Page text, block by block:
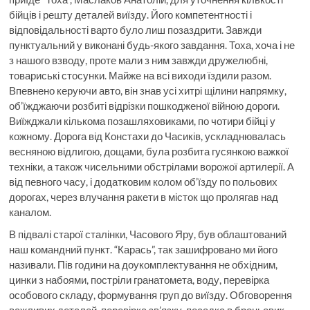
бійців і решту деталей виїзду. Його компетентності і
відповідальності варто було лиш позаздрити. Завжди
пунктуальний у виконані будь-якого завдання. Тоха, хоча і не
з нашого взводу, проте мали з ним завжди дружелюбні,
товариські стосунки. Майже на всі виходи їздили разом.
Впевнено керуючи авто, він знав усі хитрі щілини напрямку,
об’їжджаючи розбиті відрізки пошкодженої війною дороги.
Виїжджали кількома позашляховиками, по чотири бійці у
кожному. Дорога від Констахи до Часиків, ускладнювалась
весняною відлигою, дощами, була розбита гусянкою важкої
техніки, а також чисельними обстрілами ворожої артилерії. А
від певного часу, і додатковим колом об’їзду по польових
дорогах, через влучання ракети в місток що пролягав над
каналом.
В підвалі старої сталінки, Часового Яру, був облаштований
наш командний пункт. “Карась”, так зашифровано ми його
називали. Пів години на доукомплектування не обхідним,
цинки з набоями, постріли гранатомета, воду, перевірка
особового складу, формування груп до виїзду. Обговорення